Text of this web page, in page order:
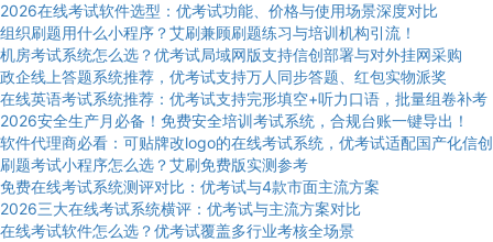
2026在线考试软件选型：优考试功能、价格与使用场景深度对比
组织刷题用什么小程序？艾刷兼顾刷题练习与培训机构引流！
机房考试系统怎么选？优考试局域网版支持信创部署与对外挂网采购
政企线上答题系统推荐，优考试支持万人同步答题、红包实物派奖
在线英语考试系统推荐：优考试支持完形填空+听力口语，批量组卷补考
2026安全生产月必备！免费安全培训考试系统，合规台账一键导出！
软件代理商必看：可贴牌改logo的在线考试系统，优考试适配国产化信创
刷题考试小程序怎么选？艾刷免费版实测参考
免费在线考试系统测评对比：优考试与4款市面主流方案
2026三大在线考试系统横评：优考试与主流方案对比
在线考试软件怎么选？优考试覆盖多行业考核全场景